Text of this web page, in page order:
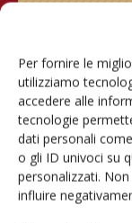
Per fornire le
utilizziamo
accedere alle
tecnologie
dati personali
o gli ID univoci su
personalizzati.
influire
Rimani